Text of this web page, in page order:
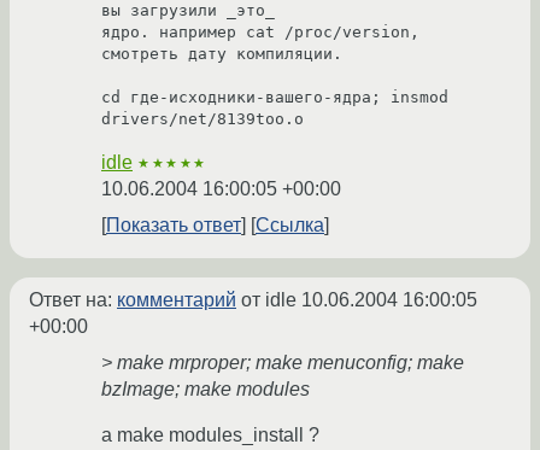
вы загрузили _это_
ядро. например cat /proc/version,
смотреть дату компиляции.
cd где-исходники-вашего-ядра; insmod
idle ★★★★★
10.06.2004 16:00:05 +00:00
Показать ответ
Ссылка
Ответ на: комментарий от idle 10.06.2004 16:00:05
+00:00
> make mrproper; make menuconfig; make
bzImage; make modules
а make modules_install ?